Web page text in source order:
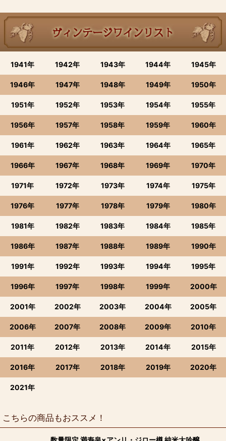
1941年 1942年 1943年 1944年 1945年
1946年 1947年 1948年 1949年 1950年
1951年 1952年 1953年 1954年 1955年
1956年 1957年 1958年 1959年 1960年
1961年 1962年 1963年 1964年 1965年
1966年 1967年 1968年 1969年 1970年
1971年 1972年 1973年 1974年 1975年
1976年 1977年 1978年 1979年 1980年
1981年 1982年 1983年 1984年 1985年
1986年 1987年 1988年 1989年 1990年
1991年 1992年 1993年 1994年 1995年
1996年 1997年 1998年 1999年 2000年
2001年 2002年 2003年 2004年 2005年
2006年 2007年 2008年 2009年 2010年
2011年 2012年 2013年 2014年 2015年
2016年 2017年 2018年 2019年 2020年
2021年
こちらの商品もおススメ！